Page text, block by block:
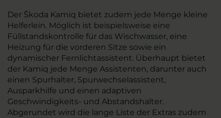
Der Škoda Kamiq bietet zudem jede Menge kleine
Helferlein. Möglich ist beispielsweise eine
Füllstandskontrolle für das Wischwasser, eine
Heizung für die vorderen Sitze sowie ein
dynamischer Fernlichtassistent. Überhaupt bietet
der Kamiq jede Menge Assistenten, darunter auch
einen Spurhalter, Spurwechselassistent,
Ausparkhilfe und einen adaptiven
Geschwindigkeits- und Abstandshalter.
Abgerundet wird die lange Liste der Extras zudem